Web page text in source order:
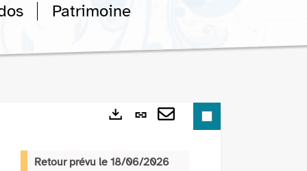
Patrimoine
Lien
(Nouvelle
par
Retour prévu le 18/06/2026